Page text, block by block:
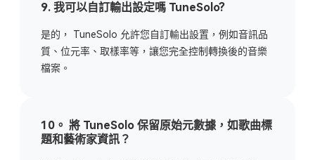
9. 我可以自訂輸出設定嗎 TuneSolo?
是的， TuneSolo 允許您自訂輸出設置，例如音訊品
質、位元率、取樣率等，讓您完全控制轉換後的音樂
檔案。
10。 將 TuneSolo 保留原始元數據，如歌曲標
題和藝術家資訊？